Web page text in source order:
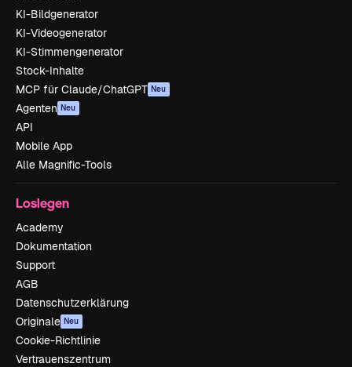
KI-Bildgenerator
KI-Videogenerator
KI-Stimmengenerator
Stock-Inhalte
MCP für Claude/ChatGPT Neu
Agenten Neu
API
Mobile App
Alle Magnific-Tools
Loslegen
Academy
Dokumentation
Support
AGB
Datenschutzerklärung
Originale Neu
Cookie-Richtlinie
Vertrauenszentrum